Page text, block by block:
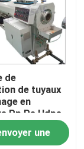
de
de tuyaux
en
Pp Pe Hdpe
une